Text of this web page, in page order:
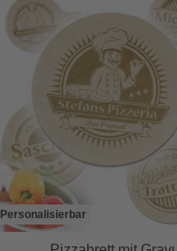
Personalisierbar